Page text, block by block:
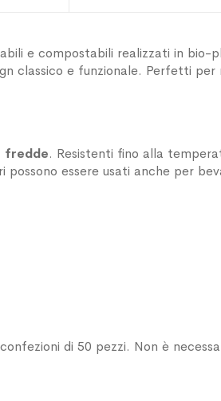
e compostabili realizzati in bio-
classico e funzionale. Perfetti
fredde. Resistenti fino alla
essere usati anche per
di 50 pezzi. Non è